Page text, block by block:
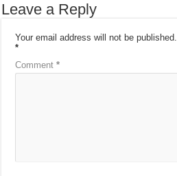
Leave a Reply
Your email address will not be published.
*
Comment*